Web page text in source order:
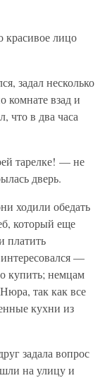
красивое лицо
задал несколько
комнате взад и
что в два часа
тарелке! — не
дверь.
ходили обедать
который еще
платить
—
купить; немцам
так как все
кухни из
задала вопрос
на улицу и